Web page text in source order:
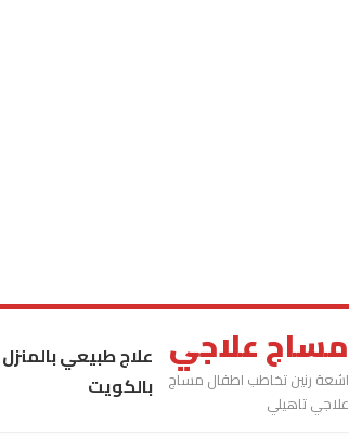
مساج علاجي
اشعة رنين تخاطب اطفال مساج
علاجي تاهيلي
علاج طبيعي بالمنزل
بالكويت